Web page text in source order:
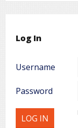
Log In
Username
Password